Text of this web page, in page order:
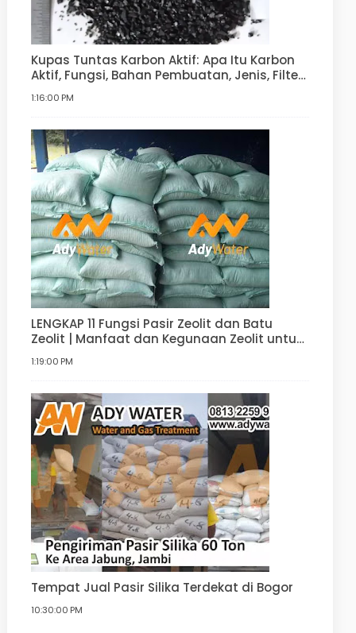
Kupas Tuntas Karbon Aktif: Apa Itu Karbon
Aktif, Fungsi, Bahan Pembuatan, Jenis, Filter
1:16:00 PM
LENGKAP 11 Fungsi Pasir Zeolit dan Batu
Zeolit | Manfaat dan Kegunaan Zeolit untuk
1:19:00 PM
Tempat Jual Pasir Silika Terdekat di Bogor
10:30:00 PM